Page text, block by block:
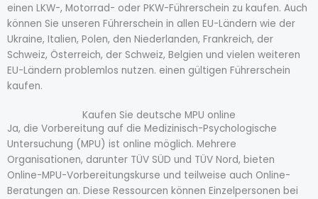
einen LKW-, Motorrad- oder PKW-Führerschein zu kaufen. Auch
können Sie unseren Führerschein in allen EU-Ländern wie der
Ukraine, Italien, Polen, den Niederlanden, Frankreich, der
Schweiz, Österreich, der Schweiz, Belgien und vielen weiteren
EU-Ländern problemlos nutzen. einen gültigen Führerschein
kaufen.
Kaufen Sie deutsche MPU online
Ja, die Vorbereitung auf die Medizinisch-Psychologische
Untersuchung (MPU) ist online möglich. Mehrere
Organisationen, darunter TÜV SÜD und TÜV Nord, bieten
Online-MPU-Vorbereitungskurse und teilweise auch Online-
Beratungen an. Diese Ressourcen können Einzelpersonen bei